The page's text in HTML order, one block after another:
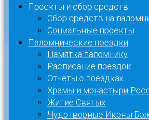
Проекты и сбор средств
Сбор средств на
Социальные проекты
Паломнические поездки
Памятка паломнику
Расписание поездок
Отчеты о поездках
Храмы и монастыри
Житие Святых
Чудотворные Иконы